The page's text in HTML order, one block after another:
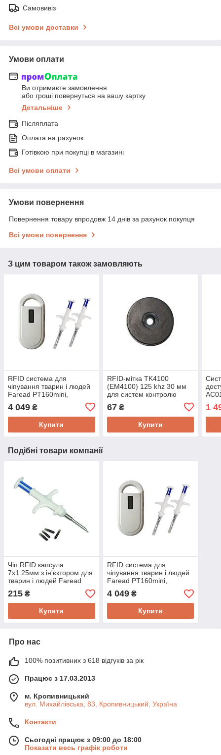
Самовивіз
Всі умови доставки
Умови оплати
Ви отримаєте замовлення
або гроші повернуться на вашу картку
Детальніше
Післяплата
Оплата на рахунок
Готівкою при покупці в магазині
Всі умови оплати
Умови повернення
Повернення товару впродовж 14 днів за рахунок покупця
Всі умови повернення
З цим товаром також замовляють
RFID система для
чіпування тварин і людей
Faread PT160mini,
7x1.25мм з ін'єктором
4 049 ₴
Купити
RFID-мітка TK4100
(EM4100) 125 khz 30 мм
для систем контролю
System
67₴
Купити
1
Подібні товари компанії
Чіп RFID капсула
7x1.25мм з ін'єктором для
тварин і людей Faread
Retail Sensor needle
215 ₴
Купити
RFID система для
чіпування тварин і людей
Faread PT160mini,
зчитувач, 2 мікрочіпа
7x1.25мм з ін'єктором
4 049₴
Купити
Про нас
100% позитивних з 618 відгуків за рік
Працює з 17.03.2013
м. Кропивницький
вул. Михайлівська, 83, Кропивницький, Україна
Контакти
Сьогодні працює з 09:00 до 18:00
Показати весь графік роботи